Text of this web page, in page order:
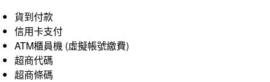
貨到付款
信用卡支付
ATM櫃員機 (虛擬帳號繳費)
超商代碼
超商條碼